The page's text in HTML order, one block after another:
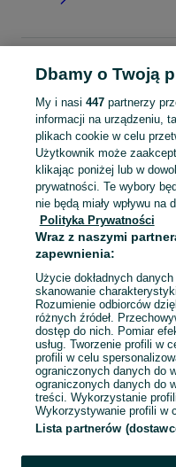
Maskotki - Otwock
KATEGORIA
domek ogrodowy dla dzieci,
Mapa kategorii
Mapa miejscowości
Mapa ministron
Popularne wyszukiwania
Dbamy o Twoją
My i nasi 447partnerzy
informacji na urządzeniu,
plikach cookie w celu
Użytkownik może
klikając poniżej lub w
prywatności. Te wybory
nie będą miały wpływu na
Polityka Prywatności
Wraz z naszymi
zapewnienia:
Użycie dokładnych
skanowanie
Rozumienie odbiorców
różnych źródeł.
dostęp do nich. Pomiar
usług. Tworzenie profili w
profili w celu
ograniczonych danych do
ograniczonych danych do
treści. Wykorzystanie
Wykorzystywanie profili w
Lista partnerów